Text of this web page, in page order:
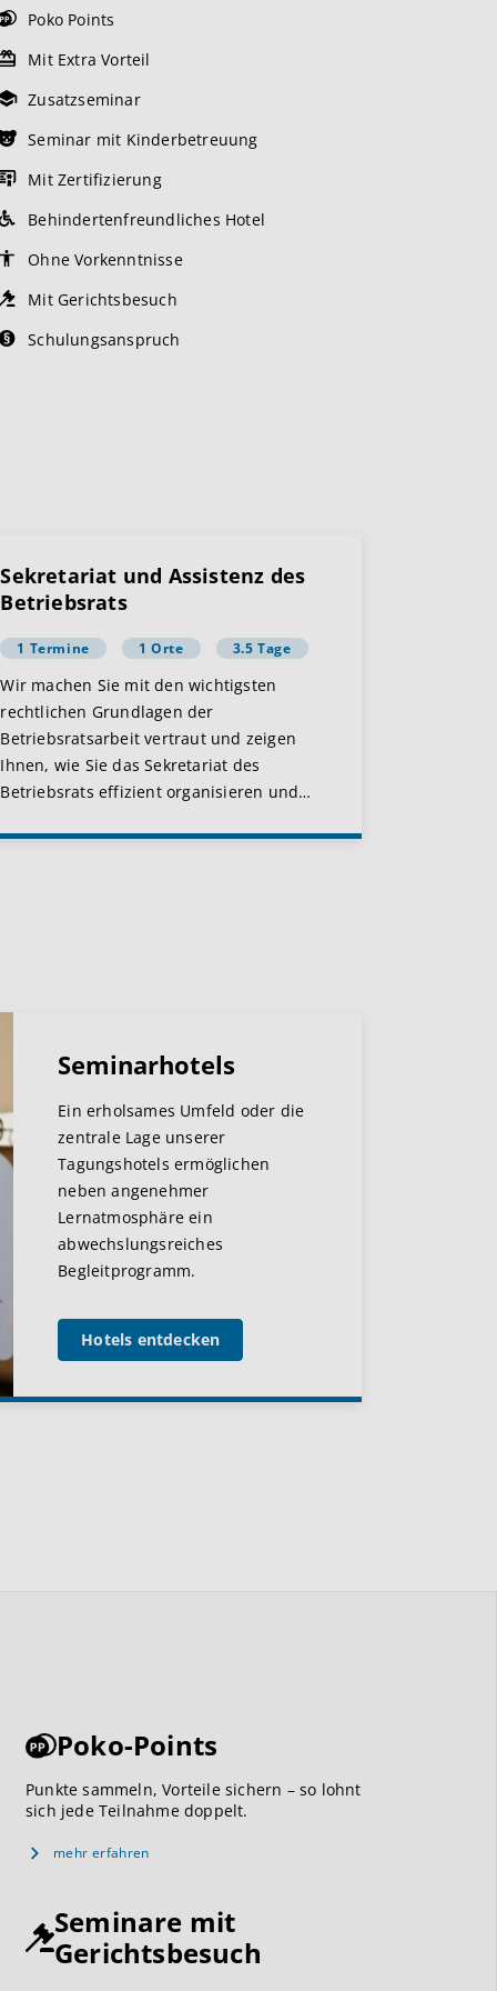
Poko Points
Mit Extra Vorteil
Zusatzseminar
Seminar mit Kinderbetreuung
Mit Zertifizierung
Behindertenfreundliches Hotel
Ohne Vorkenntnisse
Mit Gerichtsbesuch
Schulungsanspruch
Sekretariat und Assistenz des
Betriebsrats
1 Termine 1 Orte 3.5 Tage
Wir machen Sie mit den wichtigsten
rechtlichen Grundlagen der
Betriebsratsarbeit vertraut und zeigen
Ihnen, wie Sie das Sekretariat des
Betriebsrats effizient organisieren und…
Seminarhotels
Ein erholsames Umfeld oder die
zentrale Lage unserer
Tagungshotels ermöglichen
neben angenehmer
Lernatmosphäre ein
abwechslungsreiches
Begleitprogramm.
Hotels entdecken
Poko-Points
Punkte sammeln, Vorteile sichern – so lohnt
sich jede Teilnahme doppelt.
mehr erfahren
Seminare mit
Gerichtsbesuch